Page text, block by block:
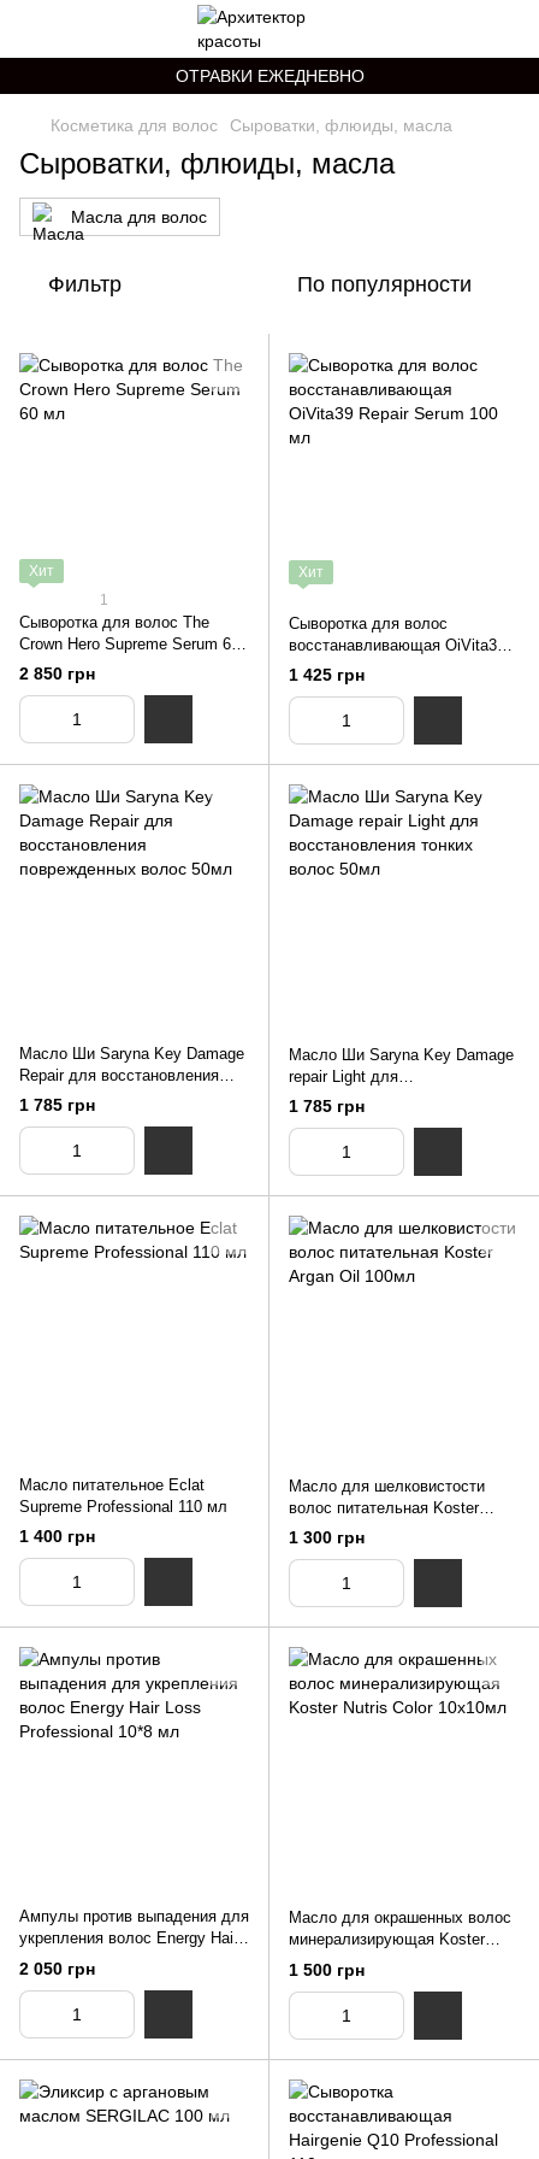
ОТРАВКИ ЕЖЕДНЕВНО
Косметика для волос Сыроватки, флюиды, масла
Сыроватки, флюиды, масла
Масла для волос
Фильтр По популярности
Хит
1
Сыворотка для волос The
Crown Hero Supreme Serum 60
мл
2 850 грн
Хит
Сыворотка для волос
восстанавливающая OiVita39
Repair Serum 100 мл
1 425 грн
Масло Ши Saryna Key Damage
Repair для восстановления
поврежденных волос 50мл
1 785 грн
Масло Ши Saryna Key Damage
repair Light для
восстановления тонких волос
1 785 грн
Масло питательное Eclat
Supreme Professional 110 мл
1 400 грн
Масло для шелковистости
волос питательная Koster
Argan Oil 100мл
1 300 грн
Ампулы против выпадения для
укрепления волос Energy Hair
Loss Professional 10*8 мл
2 050 грн
Масло для окрашенных волос
минерализирующая Koster
Nutris Color 10х10мл
1 500 грн